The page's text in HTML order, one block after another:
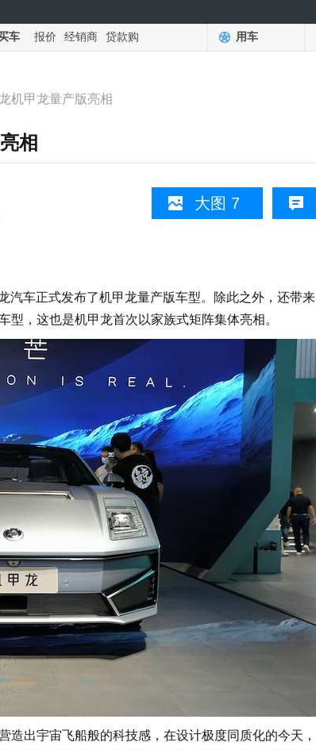
车 报价 经销商 贷款购 用车
机甲龙量产版亮相
相
大图 7
车正式发布了机甲龙量产版车型。除此之外，还带
，这也是机甲龙首次以家族式矩阵集体亮相。
出宇宙飞船般的科技感，在设计极度同质化的今天